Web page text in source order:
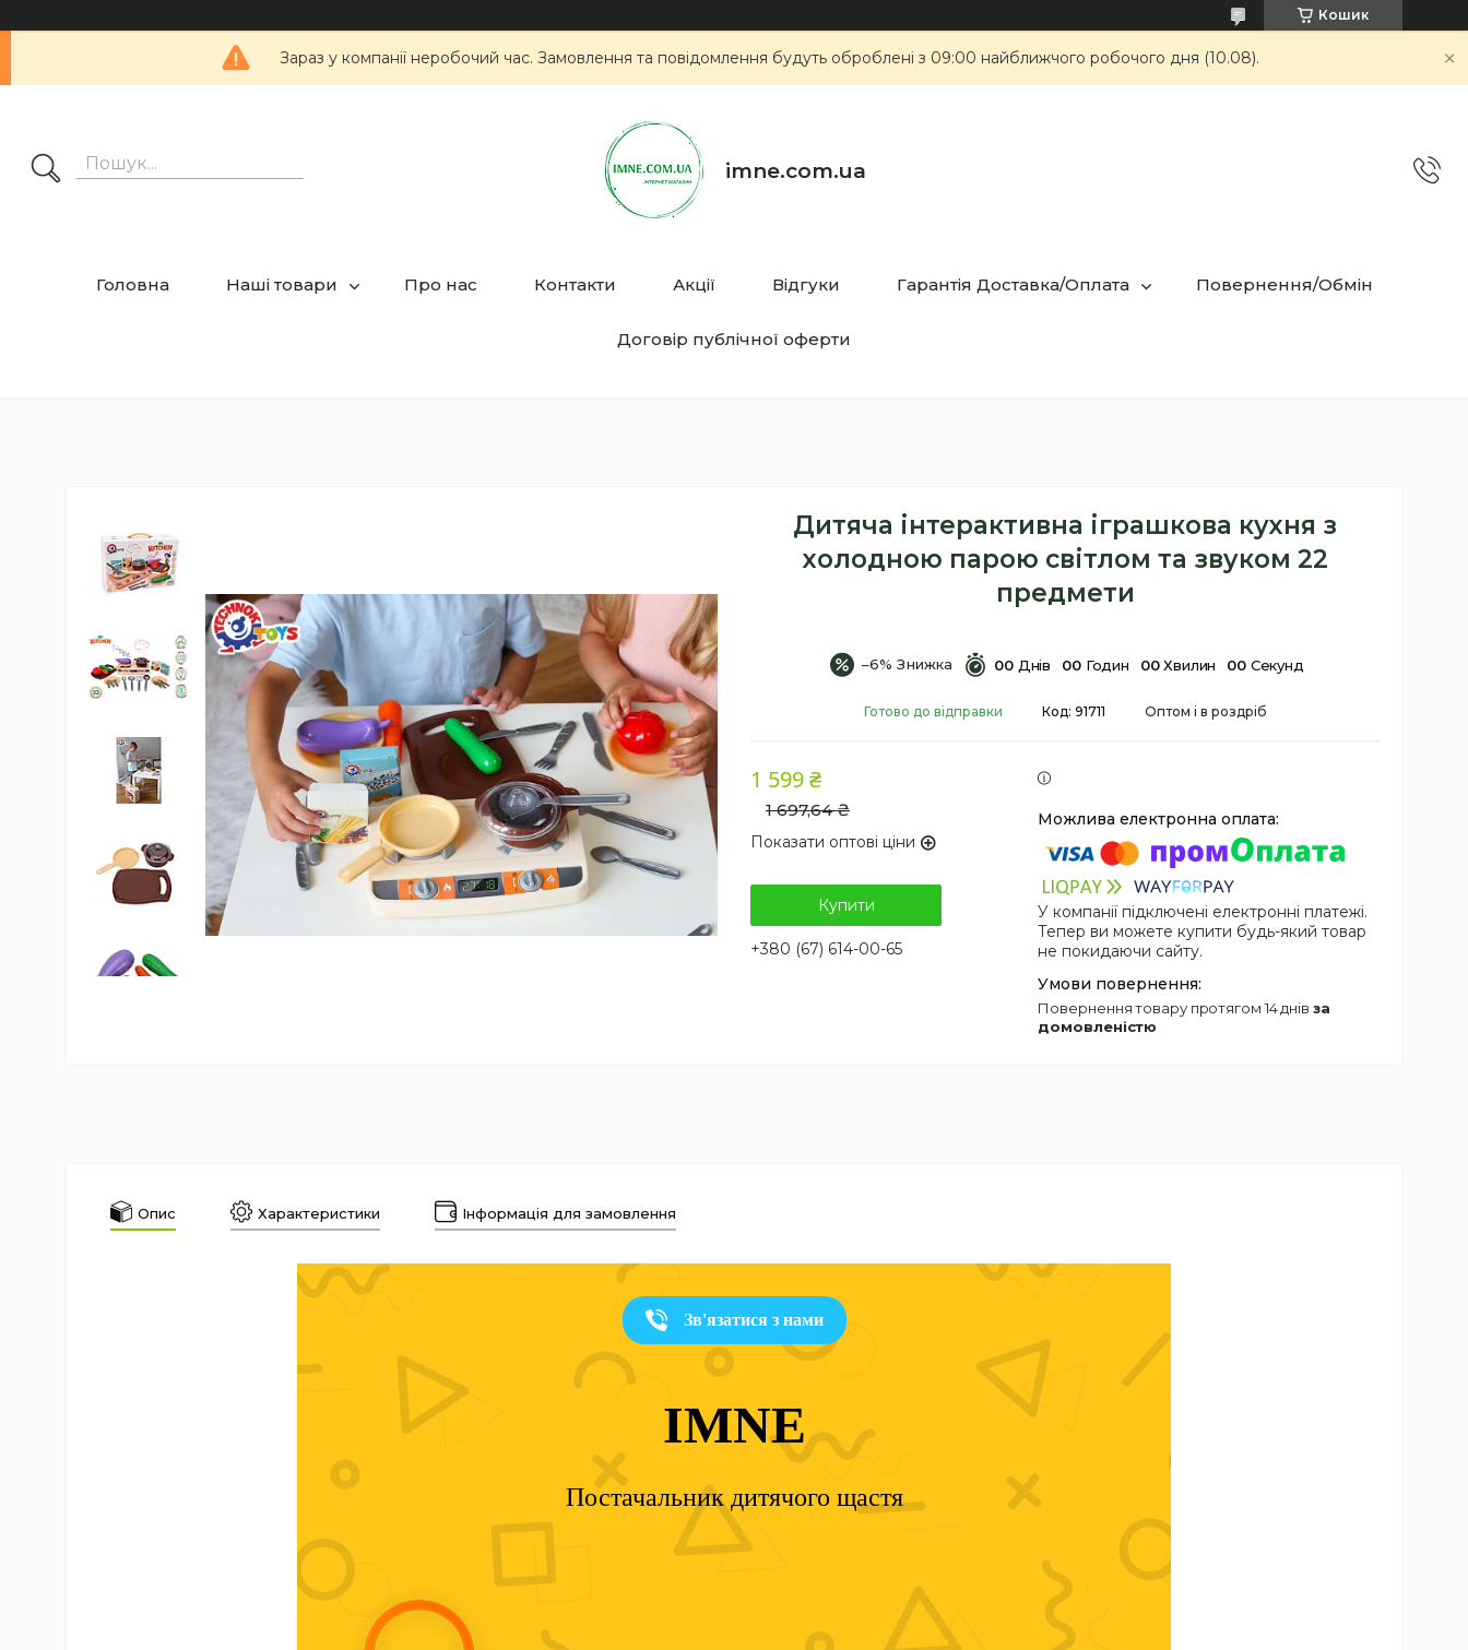
Кошик
Зараз у компанії неробочий час. Замовлення та повідомлення будуть оброблені з 09:00 найближчого робочого дня (10.08).
imne.com.ua
Головна Наші товари Про нас Контакти Акції Відгуки Гарантія Доставка/Оплата Повернення/Обмін
Договір публічної оферти
Дитяча інтерактивна іграшкова кухня з
холодною парою світлом та звуком 22
предмети
–6% 00 Днів 00 Годин 00 Хвилин 00 Секунд
Готово до відправки Оптом і в роздріб
Код: 91711
1 697,64 ₴
1 599 ₴
Показати оптові ціни
Купити
+380 (67) 614-00-65
У компанії підключені електронні платежі.
Тепер ви можете купити будь-який товар
не покидаючи сайту.
повернення товару протягом 14 днів за
домовленістю
Опис Характеристики Інформація для замовлення
Зв'язатися з нами
IMNE
Постачальник дитячого щастя